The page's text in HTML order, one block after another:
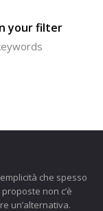
your filter
che spesso
non c’è
un’alternativa.